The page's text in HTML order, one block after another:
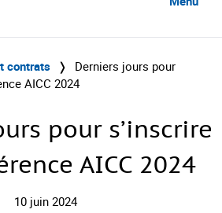
contrats ❭
Derniers jours pour
AICC 2024
pour s’inscrire
AICC 2024
10 juin 2024